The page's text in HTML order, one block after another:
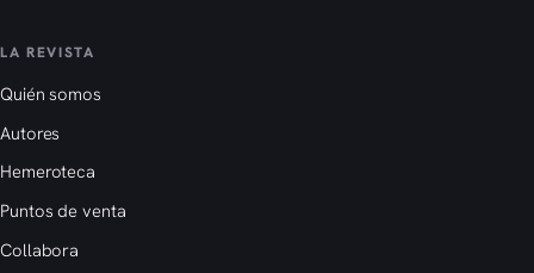
LA REVISTA
Quién somos
Autores
Hemeroteca
Puntos de venta
Collabora